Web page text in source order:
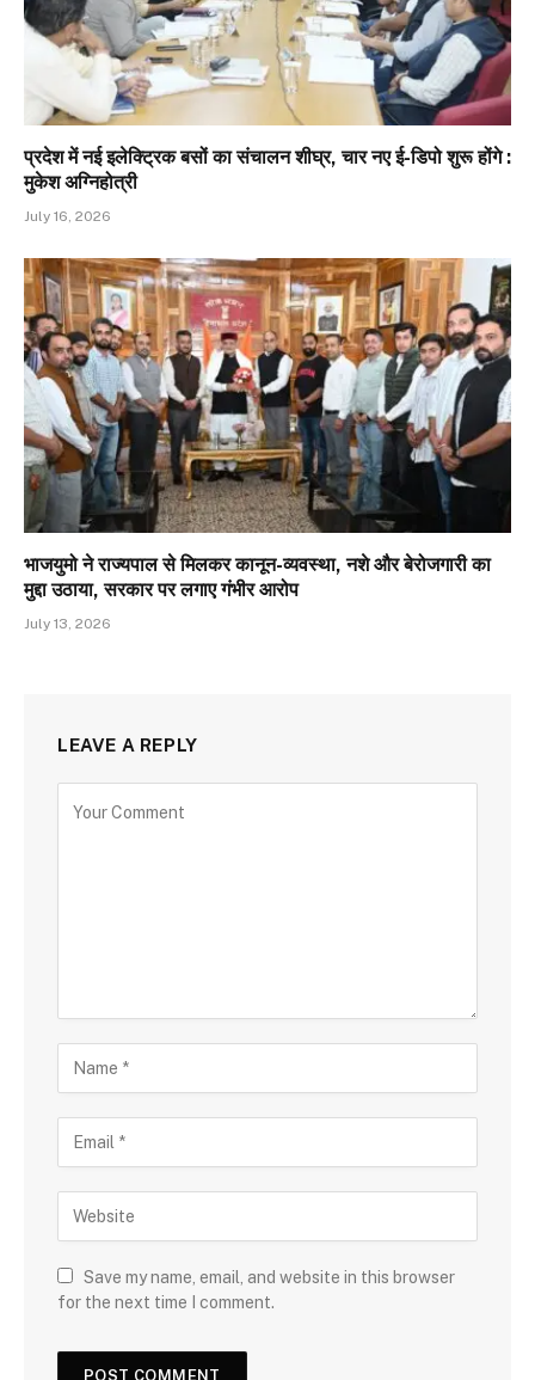
प्रदेश में नई इलेक्ट्रिक बसों का संचालन शीघ्र, चार नए ई-डिपो शुरू होंगे :
मुकेश अग्निहोत्री
July 16, 2026
भाजयुमो ने राज्यपाल से मिलकर कानून-व्यवस्था, नशे और बेरोजगारी का
मुद्दा उठाया, सरकार पर लगाए गंभीर आरोप
July 13, 2026
LEAVE A REPLY
Save my name, email, and website in this browser
for the next time I comment.